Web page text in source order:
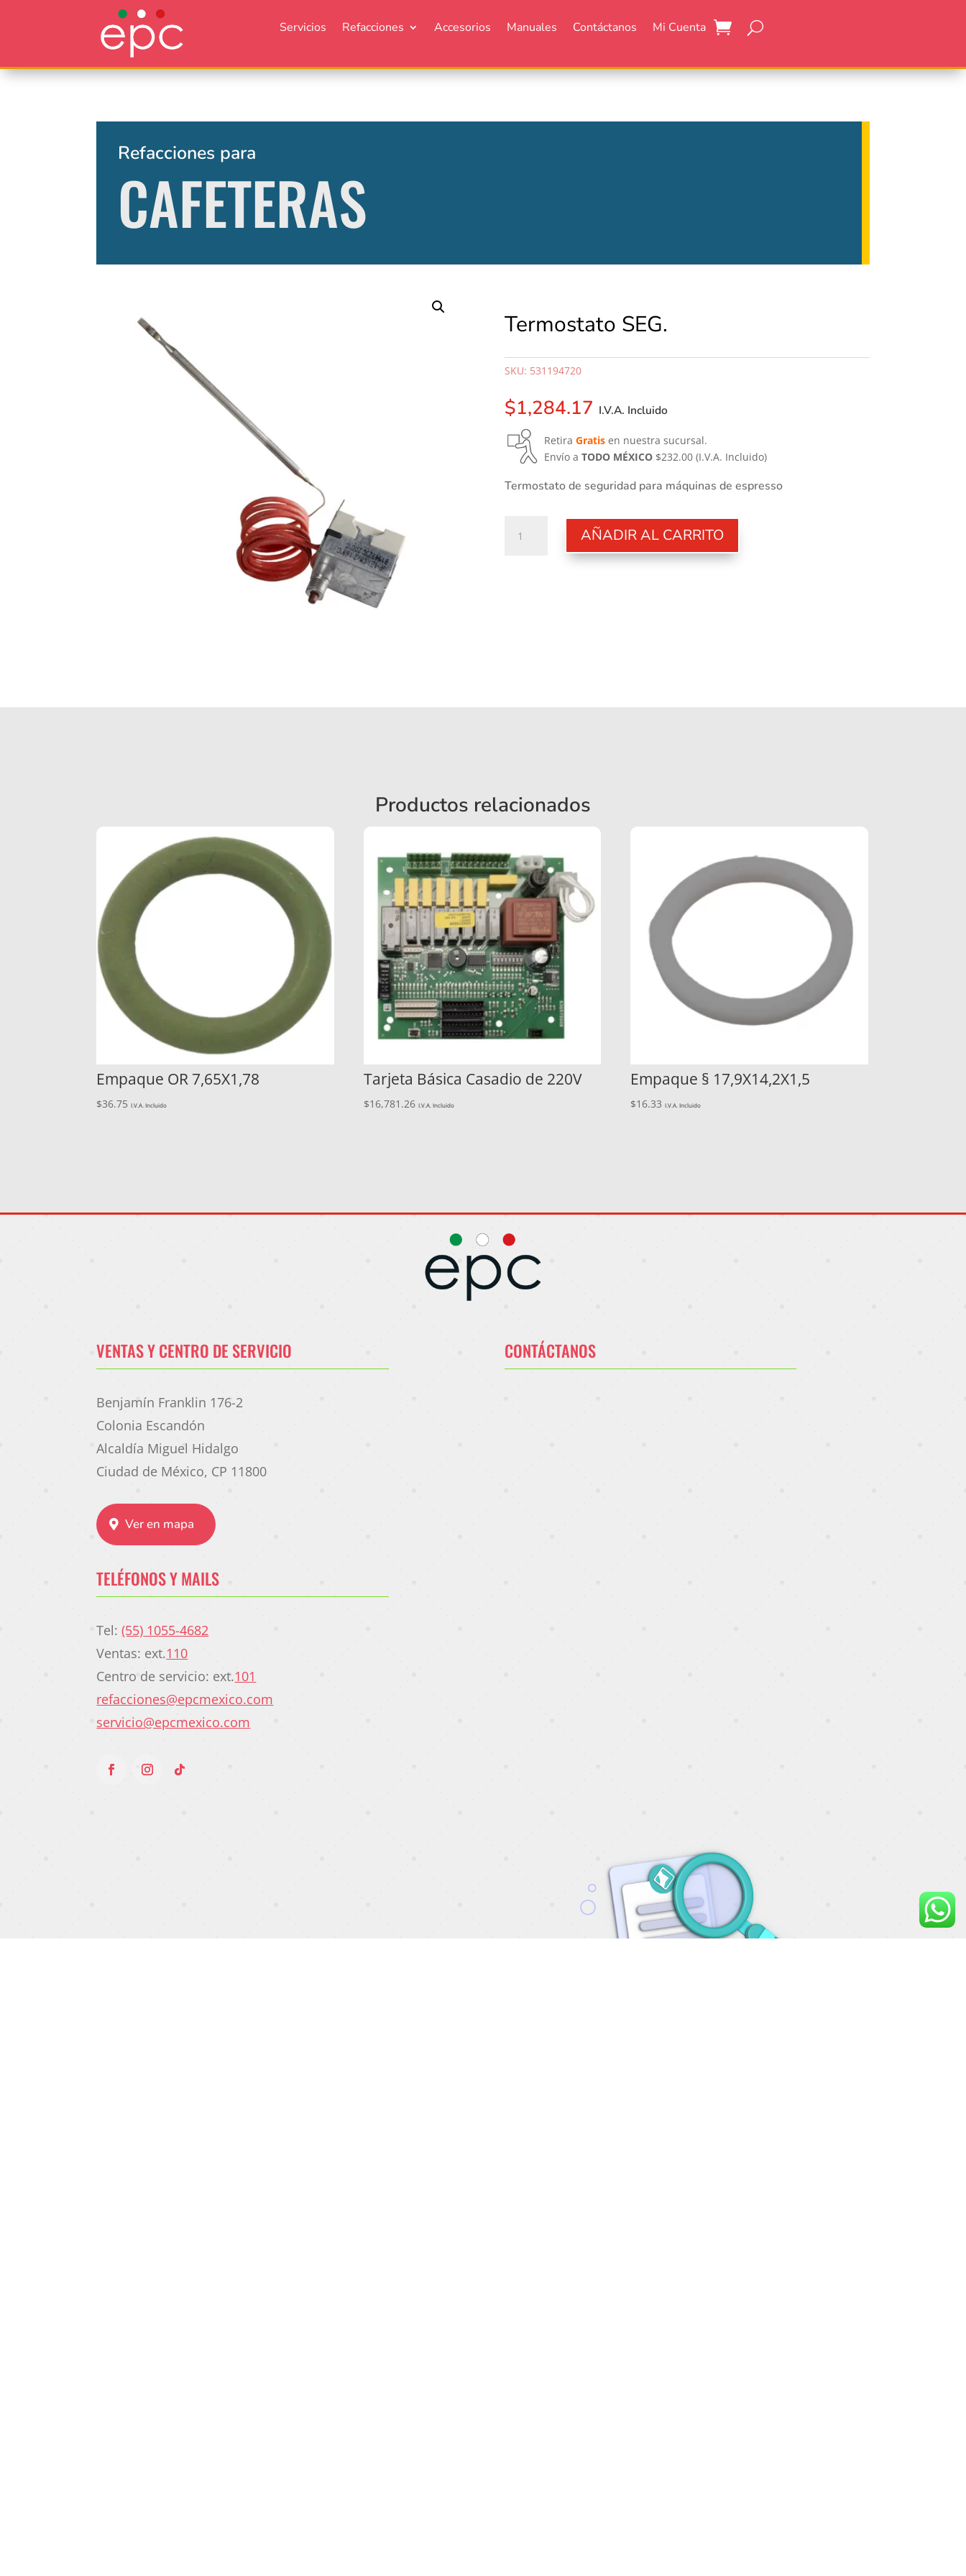
Servicios Refacciones Accesorios Manuales Contáctanos Mi Cuenta
Refacciones para
CAFETERAS
Termostato SEG.
SKU: 531194720
$1,284.17 I.V.A. Incluido
Retira Gratisen nuestra sucursal.
Envío a TODO MÉXICO$232.00 (I.V.A. Incluido)
Termostato de seguridad para máquinas de espresso
SEG.
AÑADIR AL CARRITO
Productos relacionados
Empaque OR 7,65X1,78
$36.75 I.V.A. Incluido
Tarjeta Básica Casadio de 220V
$16,781.26 I.V.A. Incluido
Empaque § 17,9X14,2X1,5
$16.33 I.V.A. Incluido
VENTAS Y CENTRO DE SERVICIO
Benjamín Franklin 176-2
Colonia Escandón
Alcaldía Miguel Hidalgo
Ciudad de México, CP 11800
Ver en mapa
TELÉFONOS Y MAILS
Tel:(55) 1055-4682
Ventas: ext.110
Centro de servicio: ext.101
refacciones@epcmexico.com
servicio@epcmexico.com
CONTÁCTANOS